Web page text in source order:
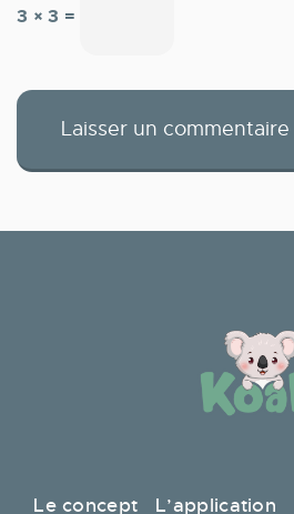
3 × 3 =
Le concept L’application